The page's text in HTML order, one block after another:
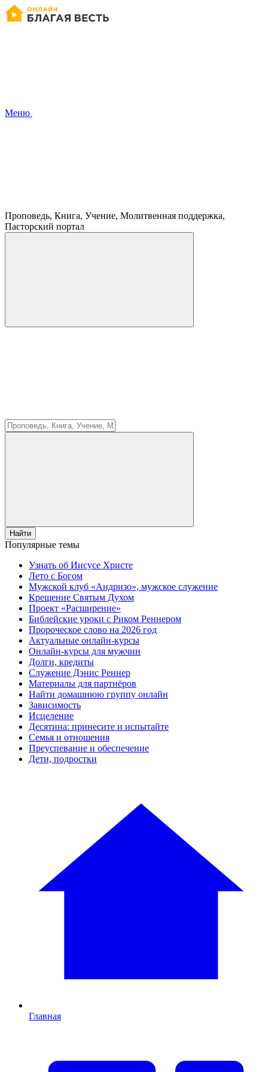
Меню
Проповедь, Книга, Учение, Молитвенная поддержка,
Пасторский портал
Найти
Популярные темы
Узнать об Иисусе Христе
Лето с Богом
Мужской клуб «Андризо», мужское служение
Крещение Святым Духом
Проект «Расширение»
Библейские уроки с Риком Реннером
Пророческое слово на 2026 год
Актуальные онлайн-курсы
Онлайн-курсы для мужчин
Долги, кредиты
Служение Дэнис Реннер
Материалы для партнёров
Найти домашнюю группу онлайн
Зависимость
Исцеление
Десятина: принесите и испытайте
Семья и отношения
Преуспевание и обеспечение
Дети, подростки
Главная